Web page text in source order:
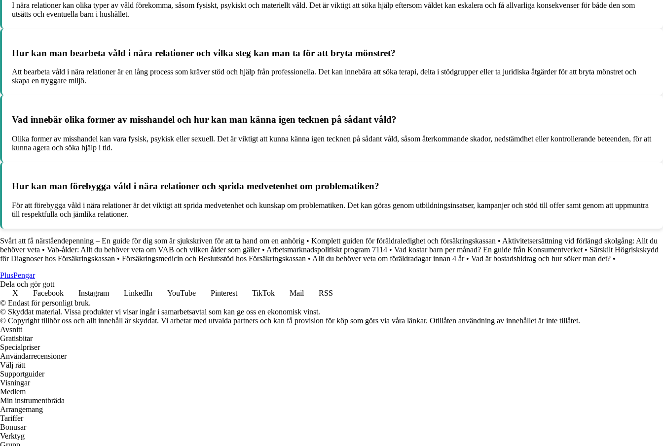
I nära relationer kan olika typer av våld förekomma, såsom fysiskt, psykiskt och materiellt våld. Det är viktigt att söka hjälp eftersom våldet kan eskalera och få allvarliga konsekvenser för både den som
utsätts och eventuella barn i hushållet.
Hur kan man bearbeta våld i nära relationer och vilka steg kan man ta för att bryta mönstret?
Att bearbeta våld i nära relationer är en lång process som kräver stöd och hjälp från professionella. Det kan innebära att söka terapi, delta i stödgrupper eller ta juridiska åtgärder för att bryta mönstret och
skapa en tryggare miljö.
Vad innebär olika former av misshandel och hur kan man känna igen tecknen på sådant våld?
Olika former av misshandel kan vara fysisk, psykisk eller sexuell. Det är viktigt att kunna känna igen tecknen på sådant våld, såsom återkommande skador, nedstämdhet eller kontrollerande beteenden, för att
kunna agera och söka hjälp i tid.
Hur kan man förebygga våld i nära relationer och sprida medvetenhet om problematiken?
För att förebygga våld i nära relationer är det viktigt att sprida medvetenhet och kunskap om problematiken. Det kan göras genom utbildningsinsatser, kampanjer och stöd till offer samt genom att uppmuntra
till respektfulla och jämlika relationer.
Svårt att få närståendepenning – En guide för dig som är sjukskriven för att ta hand om en anhörig • Komplett guiden för föräldraledighet och försäkringskassan • Aktivitetsersättning vid förlängd skolgång: Allt du
behöver veta • Vab-ålder: Allt du behöver veta om VAB och vilken ålder som gäller• Arbetsmarknadspolitiskt program 7114 • Vad kostar barn per månad? En guide från Konsumentverket • Särskilt Högriskskydd
för Diagnoser hos Försäkringskassan • Försäkringsmedicin och Beslutsstöd hos Försäkringskassan • Allt du behöver veta om föräldradagar innan 4 år• Vad är bostadsbidrag och hur söker man det? •
PlusPengar
Dela och gör gott
X
Facebook Instagram LinkedIn YouTube Pinterest TikTok Mail
RSS
© Endast för personligt bruk.
© Skyddat material. Vissa produkter vi visar ingår i samarbetsavtal som kan ge oss en ekonomisk vinst.
© Copyright tillhör oss och allt innehåll är skyddat. Vi arbetar med utvalda partners och kan få provision för köp som görs via våra länkar. Otillåten användning av innehållet är inte tillåtet.
Avsnitt
Gratisbitar
Specialpriser
Användarrecensioner
Välj rätt
Supportguider
Visningar
Medlem
Min instrumentbräda
Arrangemang
Tariffer
Bonusar
Verktyg